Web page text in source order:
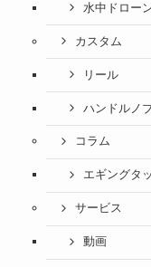
水中ドロー
カスタム
リール
ハンドルノ
コラム
エギングタ
サービス
動画